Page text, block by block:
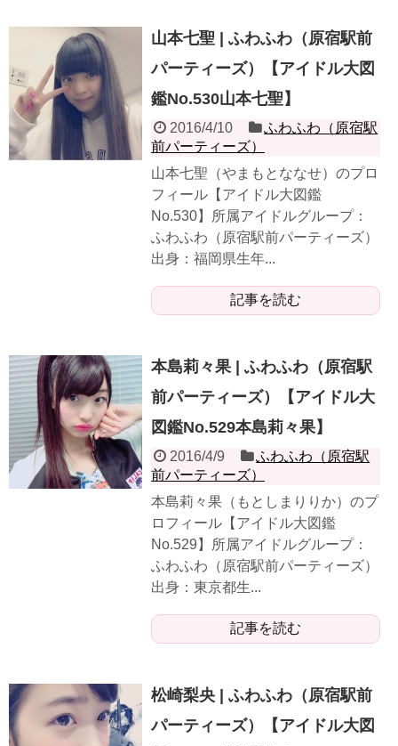
山本七聖 | ふわふわ（原宿駅前
パーティーズ）【アイドル大図
鑑No.530山本七聖】
2016/4/10
ふわふわ（原宿駅
前パーティーズ）
山本七聖（やまもとななせ）のプロ
フィール【アイドル大図鑑
No.530】所属アイドルグループ：
ふわふわ（原宿駅前パーティーズ）
出身：福岡県生年...
記事を読む
本島莉々果 | ふわふわ（原宿駅
前パーティーズ）【アイドル大
図鑑No.529本島莉々果】
2016/4/9
ふわふわ（原宿駅
前パーティーズ）
本島莉々果（もとしまりりか）のプ
ロフィール【アイドル大図鑑
No.529】所属アイドルグループ：
ふわふわ（原宿駅前パーティーズ）
出身：東京都生...
記事を読む
松崎梨央 | ふわふわ（原宿駅前
パーティーズ）【アイドル大図